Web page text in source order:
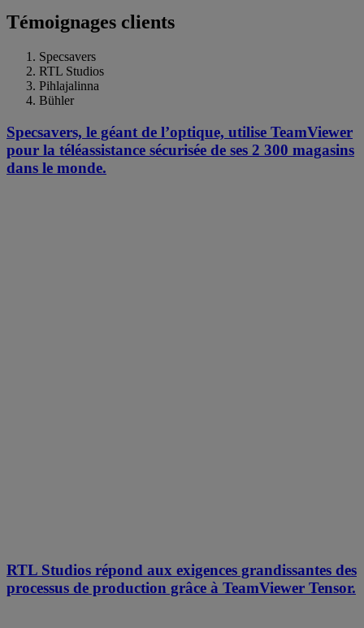
Témoignages clients
Specsavers
RTL Studios
Pihlajalinna
Bühler
Specsavers, le géant de l’optique, utilise TeamViewer
pour la téléassistance sécurisée de ses 2 300 magasins
dans le monde.
RTL Studios répond aux exigences grandissantes des
processus de production grâce à TeamViewer Tensor.